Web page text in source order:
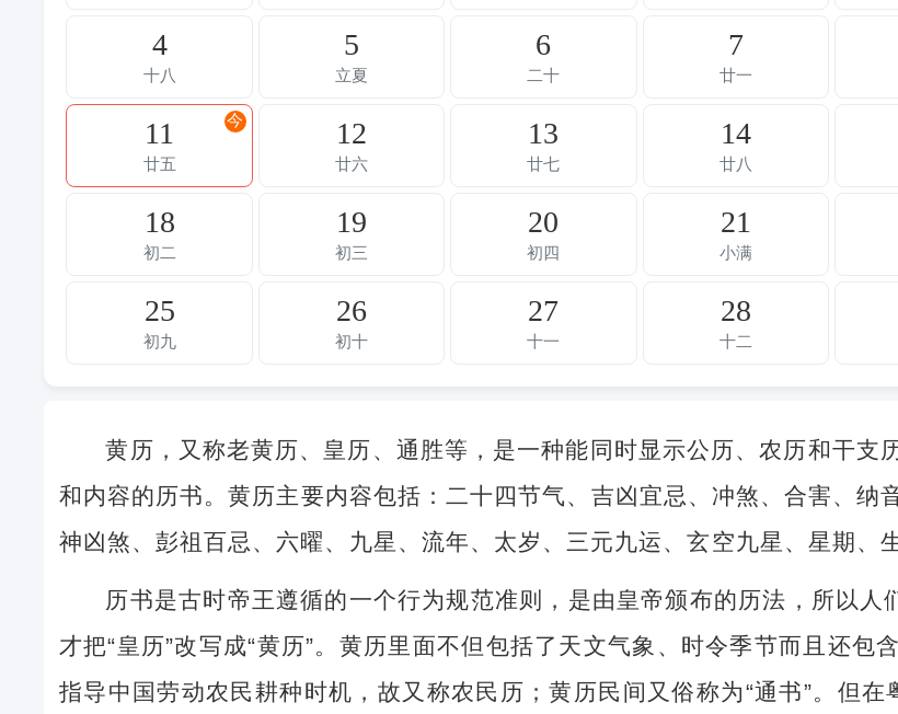
4
十八
5
立夏
6
二十
7
廿一
11
廿五
今 12
廿六
13
廿七
14
廿八
18
初二
19
初三
20
初四
21
小满
25
初九
26
初十
27
十一
28
十二
黄历，又称老黄历、皇历、通胜等，是一种能同时显示公历、农历和干支
和内容的历书。黄历主要内容包括：二十四节气、吉凶宜忌、冲煞、合害、纳
神凶煞、彭祖百忌、六曜、九星、流年、太岁、三元九运、玄空九星、星期、
历书是古时帝王遵循的一个行为规范准则，是由皇帝颁布的历法，所以人
才把“皇历”改写成“黄历”。黄历里面不但包括了天文气象、时令季节而且还
指导中国劳动农民耕种时机，故又称农民历；黄历民间又俗称为“通书”。但在